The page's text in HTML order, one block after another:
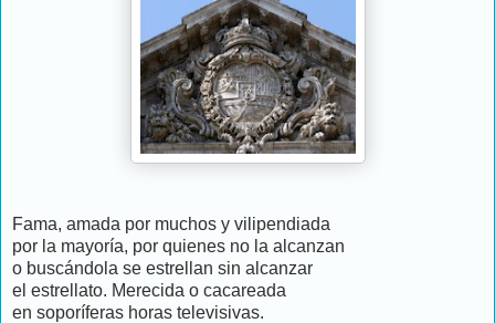
Fama, amada por muchos y vilipendiada
por la mayoría, por quienes no la alcanzan
o buscándola se estrellan sin alcanzar
el estrellato. Merecida o cacareada
en soporíferas horas televisivas.